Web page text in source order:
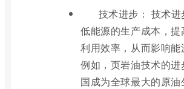
技术进步： 技术进
低能源的生产成本，提
利用效率，从而影响能
例如，页岩油技术的进
国成为全球最大的原油